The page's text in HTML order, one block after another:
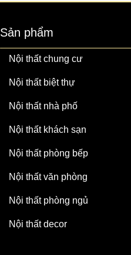
Sản phẩm
Nội thất chung cư
Nội thất biệt thự
Nội thất nhà phố
Nội thất khách sạn
Nội thất phòng bếp
Nội thất văn phòng
Nội thất phòng ngủ
Nội thất decor